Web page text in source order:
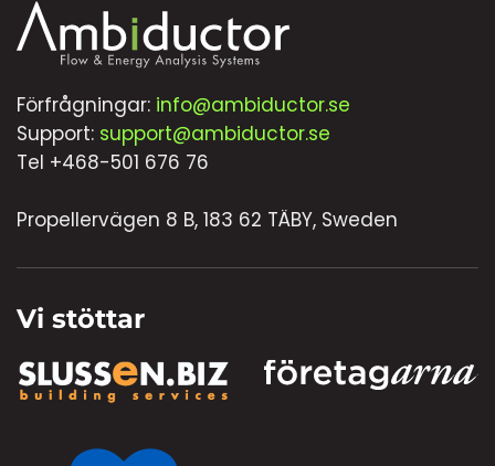
Förfrågningar: info@ambiductor.se
Support: support@ambiductor.se
Tel +468-501 676 76
Propellervägen 8 B, 183 62 TÄBY, Sweden
Vi stöttar